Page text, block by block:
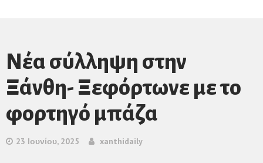
Νέα σύλληψη στην
Ξάνθη- Ξεφόρτωνε με το
φορτηγό μπάζα
23 Ιουνίου, 2025 xanthidaily